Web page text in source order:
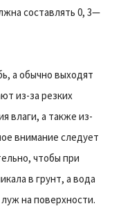
составлять 0, 3—
а обычно выходят
из-за резких
влаги, а также из-
внимание следует
чтобы при
в грунт, а вода
на поверхности.